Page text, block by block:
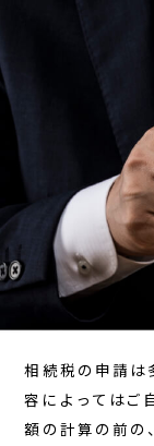
相続税の申請は
容によってはご
額の計算の前の